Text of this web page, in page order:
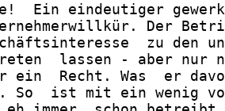
Ein eindeutiger
Der
zu den
lassen - aber nur
ein  Recht. Was  er
So  ist mit ein wenig